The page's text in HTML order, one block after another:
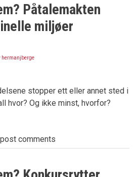
Påtalemakten
miljøer
hermanjberge
stopper ett eller annet sted i
hvor? Og ikke minst, hvorfor?
comments